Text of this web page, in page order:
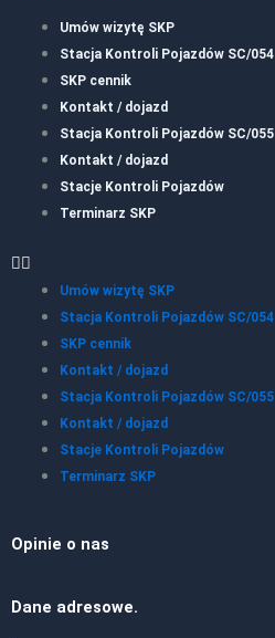
Umów wizytę SKP
Stacja Kontroli Pojazdów SC/054
SKP cennik
Kontakt / dojazd
Stacja Kontroli Pojazdów SC/055
Kontakt / dojazd
Stacje Kontroli Pojazdów
Terminarz SKP
Umów wizytę SKP
Stacja Kontroli Pojazdów SC/054
SKP cennik
Kontakt / dojazd
Stacja Kontroli Pojazdów SC/055
Kontakt / dojazd
Stacje Kontroli Pojazdów
Terminarz SKP
Opinie o nas
Dane adresowe.